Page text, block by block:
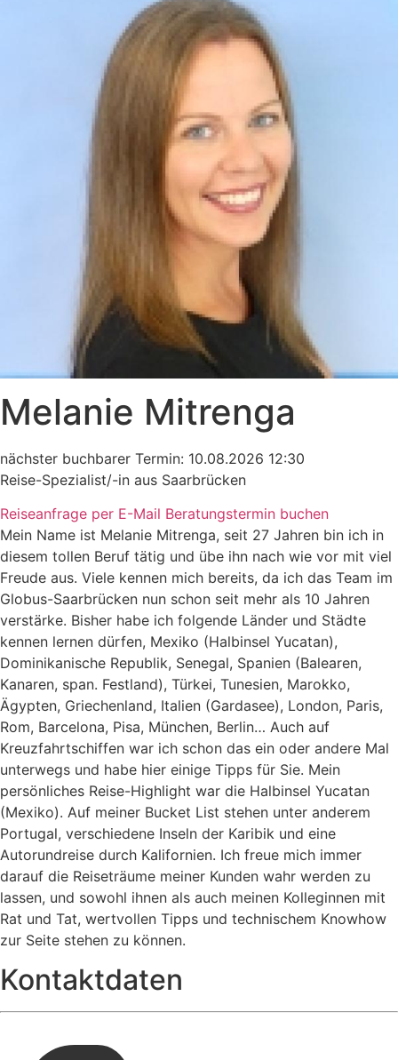
Melanie Mitrenga
nächster buchbarer Termin: 10.08.2026 12:30
Reise-Spezialist/-in aus Saarbrücken
Reiseanfrage per E-Mail Beratungstermin buchen
Mein Name ist Melanie Mitrenga, seit 27 Jahren bin ich in
diesem tollen Beruf tätig und übe ihn nach wie vor mit viel
Freude aus. Viele kennen mich bereits, da ich das Team im
Globus-Saarbrücken nun schon seit mehr als 10 Jahren
verstärke. Bisher habe ich folgende Länder und Städte
kennen lernen dürfen, Mexiko (Halbinsel Yucatan),
Dominikanische Republik, Senegal, Spanien (Balearen,
Kanaren, span. Festland), Türkei, Tunesien, Marokko,
Ägypten, Griechenland, Italien (Gardasee), London, Paris,
Rom, Barcelona, Pisa, München, Berlin… Auch auf
Kreuzfahrtschiffen war ich schon das ein oder andere Mal
unterwegs und habe hier einige Tipps für Sie. Mein
persönliches Reise-Highlight war die Halbinsel Yucatan
(Mexiko). Auf meiner Bucket List stehen unter anderem
Portugal, verschiedene Inseln der Karibik und eine
Autorundreise durch Kalifornien. Ich freue mich immer
darauf die Reiseträume meiner Kunden wahr werden zu
lassen, und sowohl ihnen als auch meinen Kolleginnen mit
Rat und Tat, wertvollen Tipps und technischem Knowhow
zur Seite stehen zu können.
Kontaktdaten